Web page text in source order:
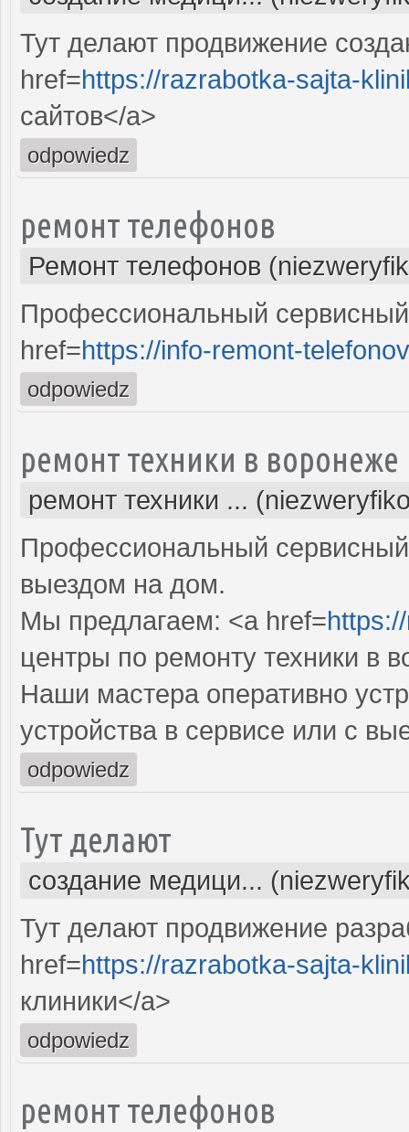
Тут делают продвижение
href=https://razrabotka-sajta-
сайтов</a>
odpowiedz
ремонт телефонов
Ремонт телефонов
Профессиональный
href=https://info-remont-
odpowiedz
ремонт техники в воронеже
ремонт техники ...
Профессиональный
выездом на дом.
Мы предлагаем: <a href=
центры по ремонту техники в
Наши мастера оперативно
устройства в сервисе или с
odpowiedz
Тут делают
создание медици...
Тут делают продвижение
href=https://razrabotka-sajta-
клиники</a>
odpowiedz
ремонт телефонов